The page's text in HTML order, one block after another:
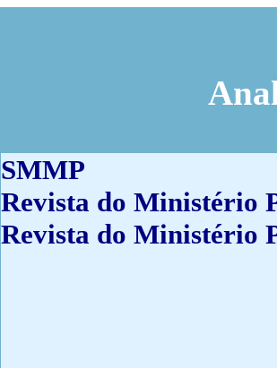
SMMP
Revista do Ministério
Revista do Ministério